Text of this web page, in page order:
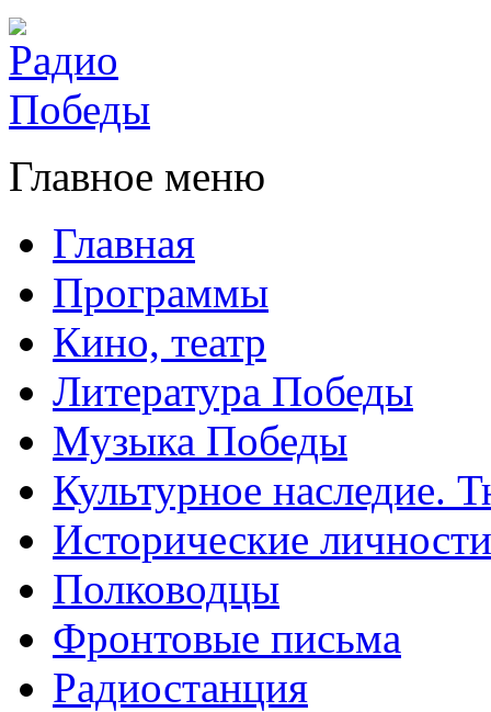
Главное меню
Главная
Программы
Кино, театр
Литература Победы
Музыка Победы
Культурное наследие.
Исторические личности
Полководцы
Фронтовые письма
Радиостанция